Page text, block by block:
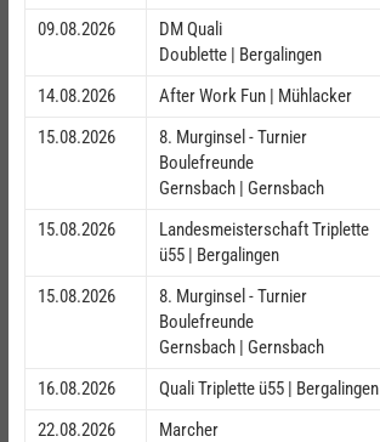
09.08.2026
DM Quali
Doublette | Bergalingen
14.08.2026
After Work Fun | Mühlacker
15.08.2026
8. Murginsel - Turnier
Boulefreunde
Gernsbach | Gernsbach
15.08.2026
Landesmeisterschaft Triplette
ü55 | Bergalingen
15.08.2026
8. Murginsel - Turnier
Boulefreunde
Gernsbach | Gernsbach
16.08.2026
Quali Triplette ü55 | Bergalingen
22.08.2026
Marcher